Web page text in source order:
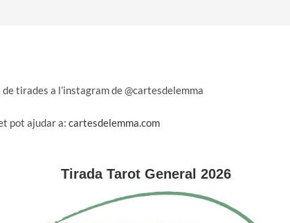
tirades a l’instagram de @cartesdelemma
pot ajudar a: cartesdelemma.com
Tirada Tarot General 2026